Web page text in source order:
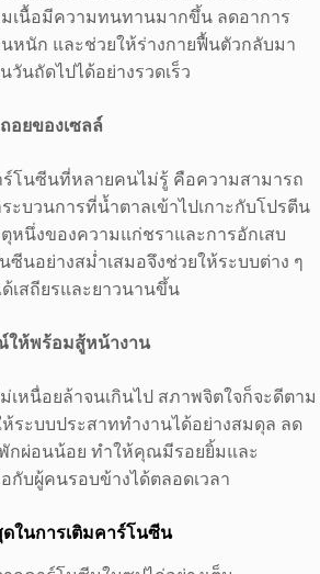
เนื้อมีความทนทานมากขึ้น ลดอาการ
นหนัก และช่วยให้ร่างกายฟื้นตัวกลับมา
นถัดไปได้อย่างรวดเร็ว
อยของเซลล์
โนซีนที่หลายคนไม่รู้ คือความสามารถ
ะบวนการที่น้ำตาลเข้าไปเกาะกับโปรตีน
ตุหนึ่งของความแก่ชราและการอักเสบ
ซีนอย่างสม่ำเสมอจึงช่วยให้ระบบต่าง ๆ
เสถียรและยาวนานขึ้น
ให้พร้อมสู้หน้างาน
เหนื่อยล้าจนเกินไป สภาพจิตใจก็จะดีตาม
ระบบประสาททำงานได้อย่างสมดุล ลด
กผ่อนน้อย ทำให้คุณมีรอยยิ้มและ
กับผู้คนรอบข้างได้ตลอดเวลา
ในการเติมคาร์โนซีน